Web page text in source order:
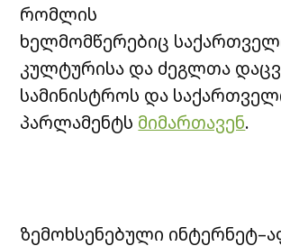
რომლის
ხელმომწერებიც
კულტურისა და ძეგლთა
სამინისტროს და
პარლამენტს მიმართავენ.
ზემოხსენებული